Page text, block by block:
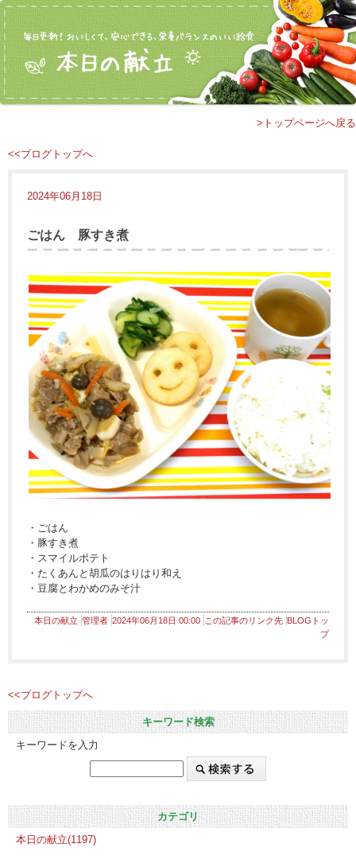
>トップページへ戻る
<<ブログトップへ
2024年06月18日
ごはん 豚すき煮
・ごはん
・豚すき煮
・スマイルポテト
・たくあんと胡瓜のはりはり和え
・豆腐とわかめのみそ汁
本日の献立 管理者 2024年06月18日 00:00 この記事のリンク先 BLOGトッ
プ
<<ブログトップへ
キーワード検索
キーワードを入力
カテゴリ
本日の献立(1197)